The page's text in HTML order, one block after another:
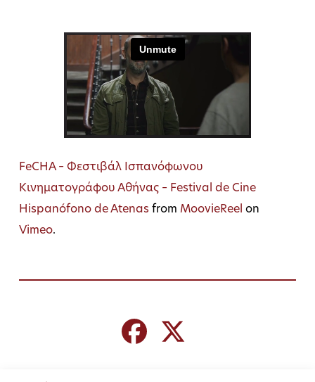
FeCHA – Φεστιβάλ Ισπανόφωνου
Κινηματογράφου Αθήνας – Festival de Cine
Hispanófono de Atenas from MoovieReel on
Vimeo.